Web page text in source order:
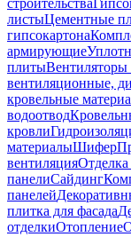
строительства
листыЦементные
гипсокартона
армирующие
плиты
вентиляционные,
кровельные
водоотвод
кровли
материалыШифер
вентиляцияОтделка
панелиСайдинг
панелей
плитка для фасада
отделкиОтопление